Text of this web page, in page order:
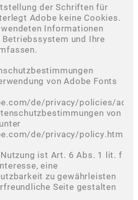
der Schriften für
Adobe keine Cookies.
Informationen
Betriebssystem und Ihre
von Adobe Fonts
de/privacy/policies/
von
de/privacy/policy.html.
ist Art. 6 Abs. 1 lit. f
eine
zu gewährleisten
Seite gestalten